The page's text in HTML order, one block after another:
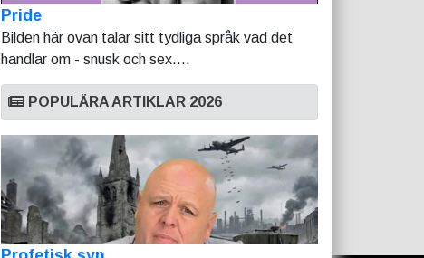
Pride
Bilden här ovan talar sitt tydliga språk vad det
handlar om - snusk och sex....
POPULÄRA ARTIKLAR 2026